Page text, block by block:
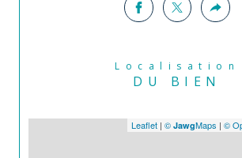
Localisation
DU BIEN
Leaflet | © JawgMaps | ©